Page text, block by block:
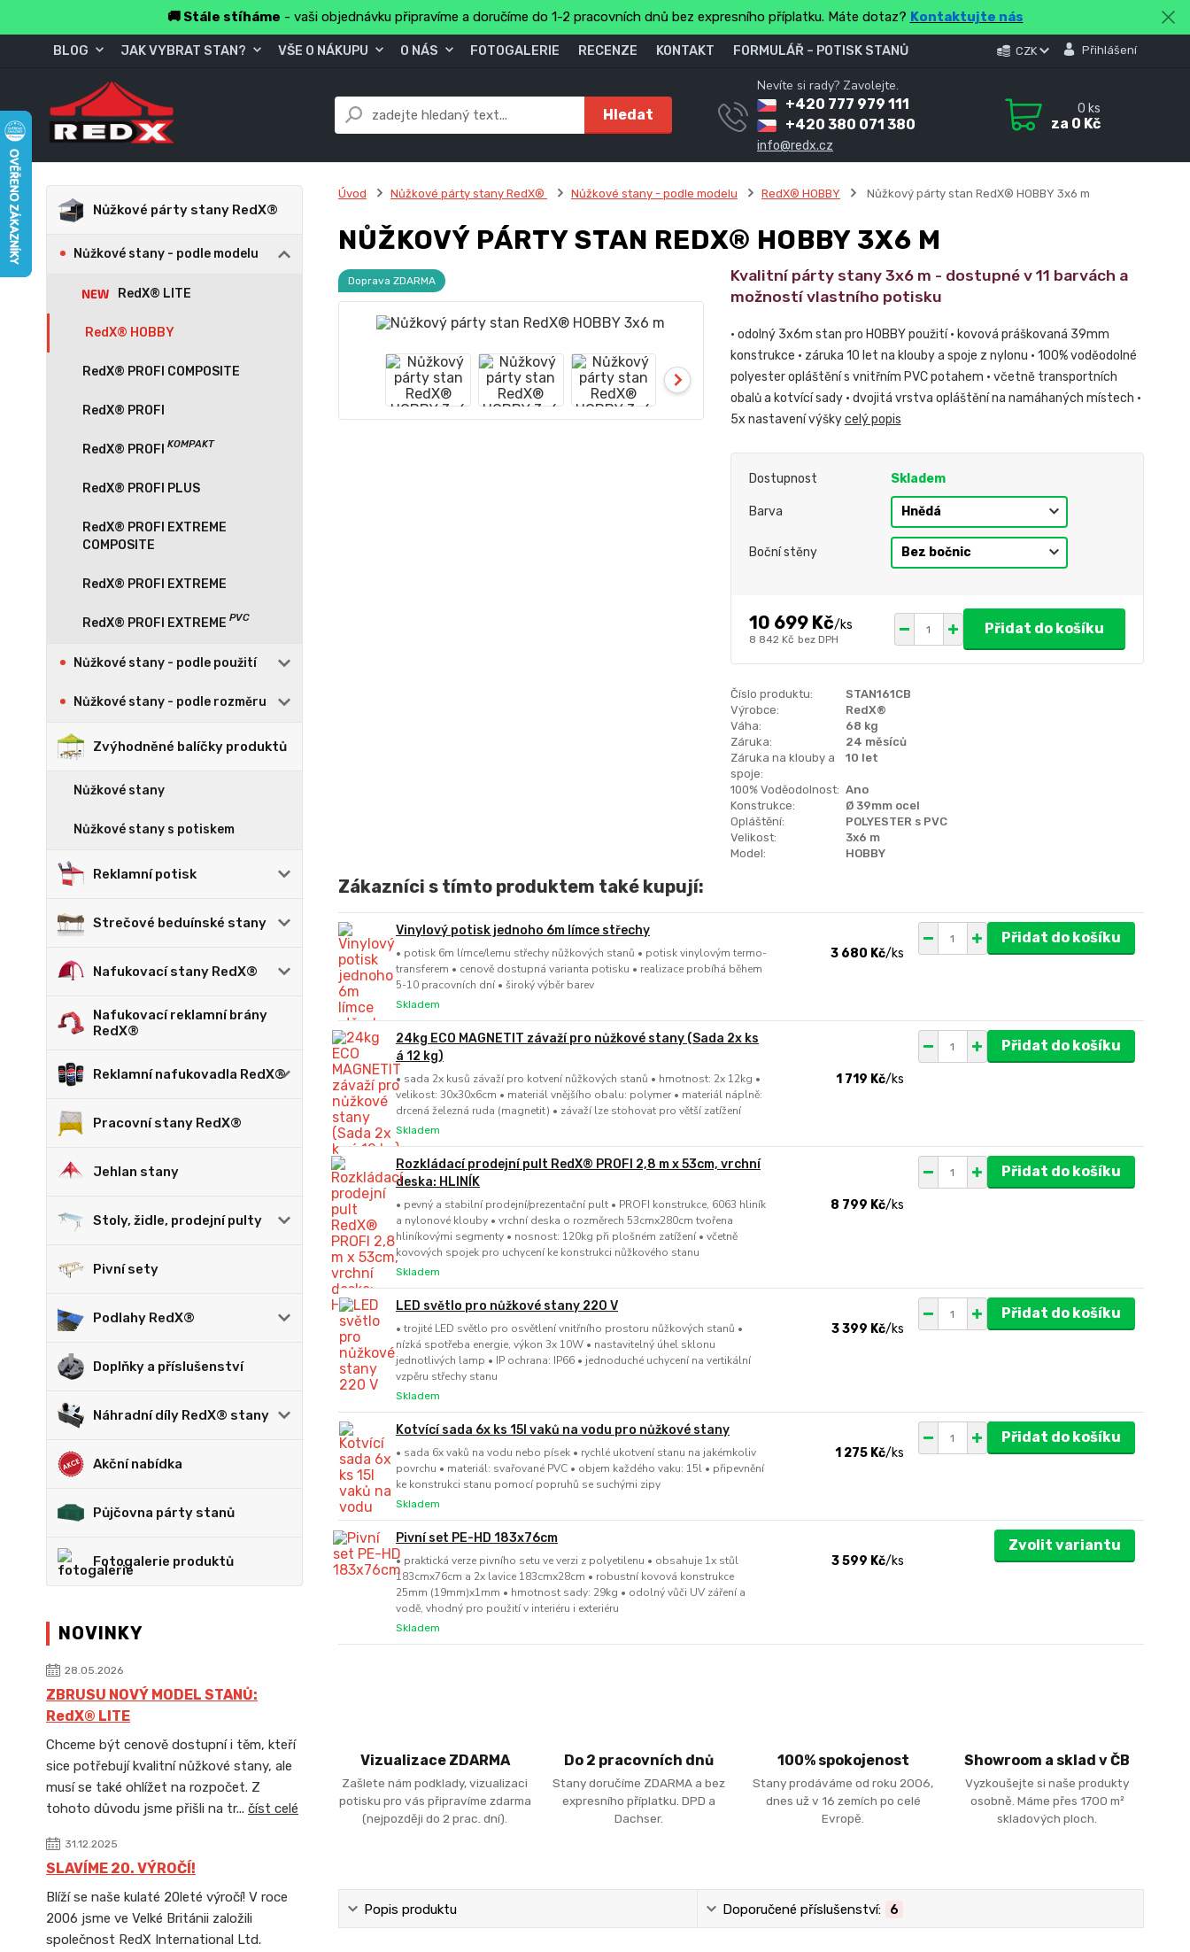
🚚 Stále stíháme - vaši objednávku připravíme a doručíme do 1-2 pracovních dnů bez expresního příplatku. Máte dotaz? Kontaktujte nás
BLOG JAK VYBRAT STAN? VŠE O NÁKUPU O NÁS FOTOGALERIE RECENZE KONTAKT FORMULÁŘ – POTISK STANŮ CZK Přihlášení
Hledat
Nevíte si rady? Zavolejte.
+420 777 979 111
+420 380 071 380
info@redx.cz
0 ks
za 0 Kč
Nůžkové párty stany RedX®
Nůžkové stany - podle modelu
RedX® LITE
RedX® HOBBY
RedX® PROFI COMPOSITE
RedX® PROFI
RedX® PROFI PLUS
RedX® PROFI EXTREME
COMPOSITE
RedX® PROFI EXTREME
Nůžkové stany - podle použití
Nůžkové stany - podle rozměru
Zvýhodněné balíčky produktů
Nůžkové stany
Nůžkové stany s potiskem
Reklamní potisk
Strečové beduínské stany
Nafukovací stany RedX®
Nafukovací reklamní brány
RedX®
Reklamní nafukovadla RedX®
Pracovní stany RedX®
Jehlan stany
Stoly, židle, prodejní pulty
Pivní sety
Podlahy RedX®
Doplňky a příslušenství
Náhradní díly RedX® stany
Akční nabídka
Půjčovna párty stanů
Fotogalerie produktů
NOVINKY
28.05.2026
ZBRUSU NOVÝ MODEL STANŮ:
RedX® LITE
Chceme být cenově dostupní i těm, kteří
sice potřebují kvalitní nůžkové stany, ale
musí se také ohlížet na rozpočet. Z
tohoto důvodu jsme přišli na tr... číst celé
31.12.2025
SLAVÍME 20. VÝROČÍ!
Blíží se naše kulaté 20leté výročí! V roce
2006 jsme ve Velké Británii založili
společnost RedX International Ltd.
Úvod Nůžkové párty stany RedX® Nůžkové stany - podle modelu RedX® HOBBY Nůžkový párty stan RedX® HOBBY 3x6 m
NŮŽKOVÝ PÁRTY STAN REDX® HOBBY 3X6 M
Doprava ZDARMA
Kvalitní párty stany 3x6 m - dostupné v 11 barvách a
možností vlastního potisku
• odolný 3x6m stan pro HOBBY použití • kovová práškovaná 39mm
konstrukce • záruka 10 let na klouby a spoje z nylonu • 100% voděodolné
polyester opláštění s vnitřním PVC potahem • včetně transportních
obalů a kotvící sady • dvojitá vrstva opláštění na namáhaných místech •
5x nastavení výškycelý popis
Dostupnost Skladem
Barva
Boční stěny
10 699 Kč/ks
8 842 Kč bez DPH
Přidat do košíku
Číslo produktu:
STAN161CB
Výrobce:
RedX®
Váha:
68 kg
Záruka:
24 měsíců
Záruka na klouby a
spoje:
10 let
100% Voděodolnost: Ano
Konstrukce:
Ø 39mm ocel
Opláštění:
POLYESTER s PVC
Velikost:
3x6 m
Model:
HOBBY
Zákazníci s tímto produktem také kupují:
Vinylový potisk jednoho 6m límce střechy
• potisk 6m límce/lemu střechy nůžkových stanů • potisk vinylovým termo-
transferem • cenově dostupná varianta potisku • realizace probíhá během
5-10 pracovních dní • široký výběr barev
3 680 Kč/ks
Skladem
Přidat do košíku
24kg ECO MAGNETIT závaží pro nůžkové stany (Sada 2x ks
á 12 kg)
• sada 2x kusů závaží pro kotvení nůžkových stanů • hmotnost: 2x 12kg •
velikost: 30x30x6cm • materiál vnějšího obalu: polymer • materiál náplně:
drcená železná ruda (magnetit) • závaží lze stohovat pro větší zatížení
1 719 Kč/ks
Skladem
Přidat do košíku
Rozkládací prodejní pult RedX® PROFI 2,8 m x 53cm, vrchní
deska: HLINÍK
• pevný a stabilní prodejní/prezentační pult • PROFI konstrukce, 6063 hliník
a nylonové klouby • vrchní deska o rozměrech 53cmx280cm tvořena
hliníkovými segmenty • nosnost: 120kg při plošném zatížení • včetně
kovových spojek pro uchycení ke konstrukci nůžkového stanu
8 799 Kč/ks
Skladem
Přidat do košíku
LED světlo pro nůžkové stany 220 V
• trojité LED světlo pro osvětlení vnitřního prostoru nůžkových stanů •
nízká spotřeba energie, výkon 3x 10W • nastavitelný úhel sklonu
jednotlivých lamp • IP ochrana: IP66 • jednoduché uchycení na vertikální
vzpěru střechy stanu
3 399 Kč/ks
Skladem
Přidat do košíku
Kotvící sada 6x ks 15l vaků na vodu pro nůžkové stany
• sada 6x vaků na vodu nebo písek • rychlé ukotvení stanu na jakémkoliv
povrchu • materiál: svařované PVC • objem každého vaku: 15l • připevnění
ke konstrukci stanu pomocí popruhů se suchými zipy
1 275 Kč/ks
Skladem
Přidat do košíku
Pivní set PE-HD 183x76cm
• praktická verze pivního setu ve verzi z polyetilenu • obsahuje 1x stůl
183cmx76cm a 2x lavice 183cmx28cm • robustní kovová konstrukce
25mm (19mm)x1mm • hmotnost sady: 29kg • odolný vůči UV záření a
vodě, vhodný pro použití v interiéru i exteriéru
3 599 Kč/ks
Skladem
Zvolit variantu
Vizualizace ZDARMA
Zašlete nám podklady, vizualizaci
potisku pro vás připravíme zdarma
(nejpozději do 2 prac. dní).
Do 2 pracovních dnů
Stany doručíme ZDARMA a bez
expresního příplatku. DPD a
Dachser.
100% spokojenost
Stany prodáváme od roku 2006,
dnes už v 16 zemích po celé
Evropě.
Showroom a sklad v ČB
Vyzkoušejte si naše produkty
osobně. Máme přes 1700 m²
skladových ploch.
Popis produktu Doporučené příslušenství: 6